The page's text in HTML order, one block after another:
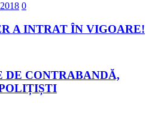
0
A INTRAT ÎN VIGOARE!
CONTRABANDĂ,